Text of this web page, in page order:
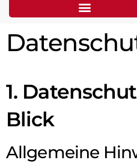
1.
Blick
Allgemeine